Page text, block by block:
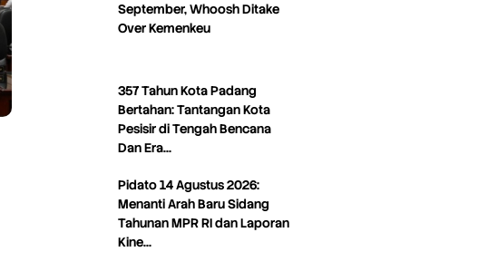
September, Whoosh Ditake
Over Kemenkeu
357 Tahun Kota Padang
Bertahan: Tantangan Kota
Pesisir di Tengah Bencana
Dan Era…
Pidato 14 Agustus 2026:
Menanti Arah Baru Sidang
Tahunan MPR RI dan Laporan
Kine…